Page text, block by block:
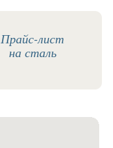
Прайс-лист
на сталь